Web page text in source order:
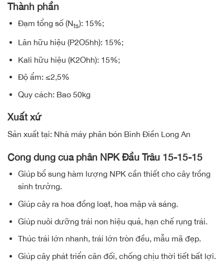
Thành phần
Đạm tổng số (Nts): 15%;
Lân hữu hiệu (P2O5hh): 15%;
Kali hữu hiệu (K2Ohh): 15%;
Độ ẩm: ≤2,5%
Quy cách: Bao 50kg
Xuất xứ
Sản xuất tại: Nhà máy phân bón Bình Điền Long An
Công dụng của phân NPK Đầu Trâu 15-15-15
Giúp bổ sung hàm lượng NPK cần thiết cho cây trồng
sinh trưởng.
Giúp cây ra hoa đồng loạt, hoa mập và sáng.
Giúp nuôi dưỡng trái non hiệu quả, hạn chế rụng trái.
Thúc trái lớn nhanh, trái lớn tròn đều, mẫu mã đẹp.
Giúp cây phát triển cân đối, chống chịu thời tiết bất lợi.